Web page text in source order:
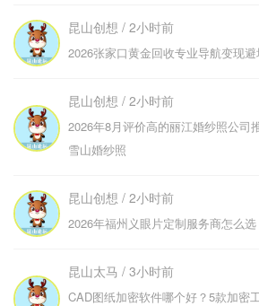
昆山创想 / 2小时前
2026张家口黄金回收专业导航变现
昆山创想 / 2小时前
2026年8月评价高的丽江婚纱照公司
雪山婚纱照
昆山创想 / 2小时前
2026年福州义眼片定制服务商怎么
昆山太马 / 3小时前
CAD图纸加密软件哪个好？5款加密